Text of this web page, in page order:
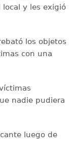
local y les exigió
los objetos
con una
nadie pudiera
luego de